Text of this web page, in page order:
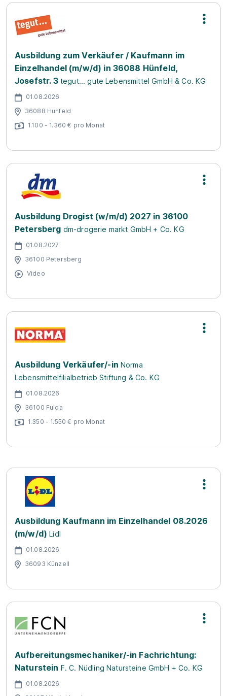
Ausbildung zum Verkäufer / Kaufmann im
Einzelhandel (m/w/d) in 36088 Hünfeld,
Josefstr. 3 tegut... gute Lebensmittel GmbH & Co. KG
01.08.2026
36088 Hünfeld
1.100 - 1.360 € pro Monat
Ausbildung Drogist (w/m/d) 2027 in 36100
Petersberg dm-drogerie markt GmbH + Co. KG
01.08.2027
36100 Petersberg
Video
Ausbildung Verkäufer/-in Norma
Lebensmittelfilialbetrieb Stiftung & Co. KG
01.08.2026
36100 Fulda
1.350 - 1.550 € pro Monat
Ausbildung Kaufmann im Einzelhandel 08.2026
(m/w/d) Lidl
01.08.2026
36093 Künzell
Aufbereitungsmechaniker/-in Fachrichtung:
Naturstein F. C. Nüdling Natursteine GmbH + Co. KG
01.08.2026